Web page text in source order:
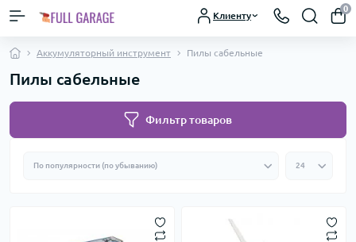
Клиенту
0
Аккумуляторный инструмент Пилы сабельные
Пилы сабельные
Фильтр товаров